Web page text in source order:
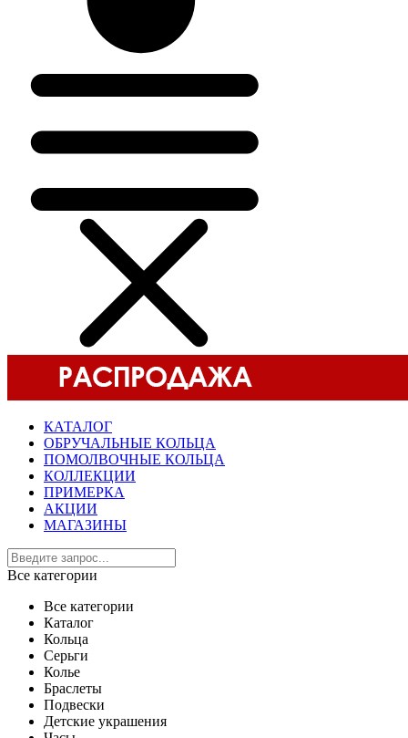
КАТАЛОГ
ОБРУЧАЛЬНЫЕ КОЛЬЦА
ПОМОЛВОЧНЫЕ КОЛЬЦА
КОЛЛЕКЦИИ
ПРИМЕРКА
АКЦИИ
МАГАЗИНЫ
Все категории
Все категории
Каталог
Кольца
Серьги
Колье
Браслеты
Подвески
Детские украшения